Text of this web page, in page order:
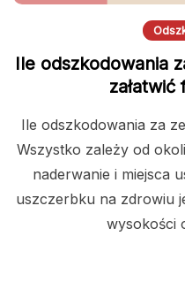
Ile odszkodowania
załatwić
Ile odszkodowania za
Wszystko zależy od
naderwanie i miejsca
uszczerbku na zdrowiu
wysokości